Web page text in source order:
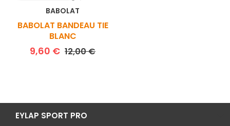
BABOLAT
BABOLAT BANDEAU TIE
BLANC
9,60 € Prix de base
12,00 €Prix
EYLAP SPORT PRO